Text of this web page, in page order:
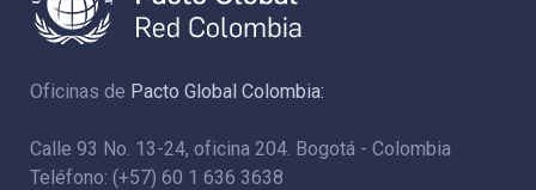
Oficinas de Pacto Global Colombia:
Calle 93 No. 13-24, oficina 204. Bogotá - Colombia
Teléfono: (+57) 60 1 636 3638